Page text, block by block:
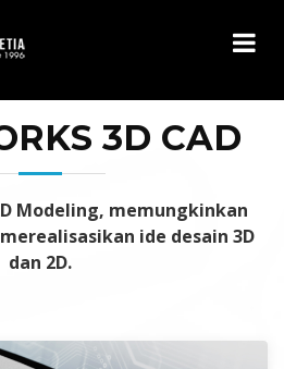
3D CAD
Modeling, memungkinkan
ide desain 3D
dan 2D.